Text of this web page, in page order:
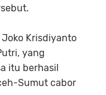
Joko Krisdiyanto
yang
itu berhasil
Sumut cabor